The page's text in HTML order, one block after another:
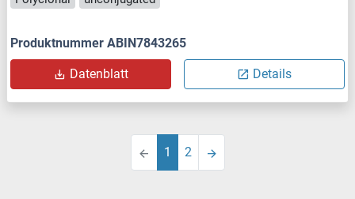
Produktnummer ABIN7843265
Datenblatt Details
1 2